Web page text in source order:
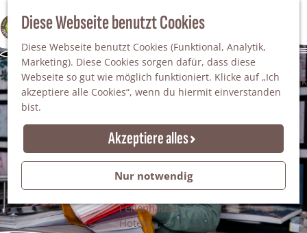
Diese Webseite benutzt Cookies
Diese Webseite benutzt Cookies (Funktional, Analytik,
Marketing). Diese Cookies sorgen dafür, dass diese
Webseite so gut wie möglich funktioniert. Klicke auf „Ich
akzeptiere alle Cookies“, wenn du hiermit einverstanden
bist.
Akzeptiere alles
Nur notwendig
100% WINTERSWIJK
S
u
c
h
e
n
M
e
n
ü
Da staunt man!
Freiheitsbäume
Natur
Naturgebiete
Nationaler Landschaftspark Winterswijk
Der Steingrube
Gärten & Parks
Übernachten
Campingplätze & Ferienparks
Gruppenunterkünfte
Bed & Breakfasts
Ferienhäuser
Hotels